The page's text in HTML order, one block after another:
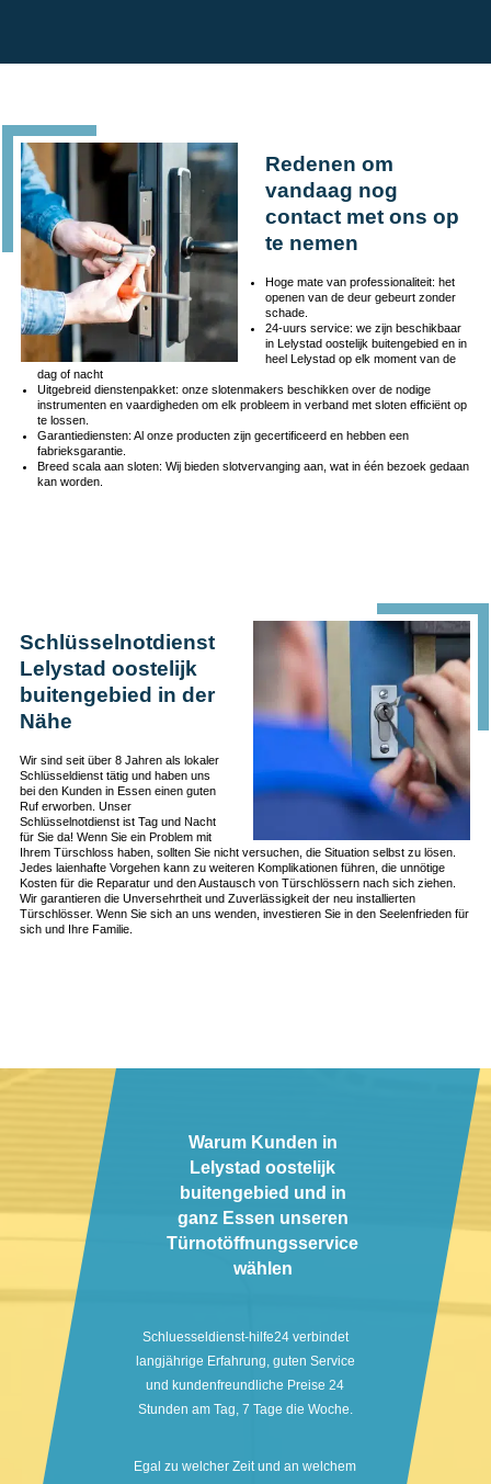
Redenen om
vandaag nog
contact met ons op
te nemen
Hoge mate van professionaliteit: het
openen van de deur gebeurt zonder
schade.
24-uurs service: we zijn beschikbaar
in Lelystad oostelijk buitengebied en in
heel Lelystad op elk moment van de
dag of nacht
Uitgebreid dienstenpakket: onze slotenmakers beschikken over de nodige
instrumenten en vaardigheden om elk probleem in verband met sloten efficiënt op
te lossen.
Garantiediensten: Al onze producten zijn gecertificeerd en hebben een
fabrieksgarantie.
Breed scala aan sloten: Wij bieden slotvervanging aan, wat in één bezoek gedaan
kan worden.
Schlüsselnotdienst
Lelystad oostelijk
buitengebied in der
Nähe
Wir sind seit über 8 Jahren als lokaler
Schlüsseldienst tätig und haben uns
bei den Kunden in Essen einen guten
Ruf erworben. Unser
Schlüsselnotdienst ist Tag und Nacht
für Sie da! Wenn Sie ein Problem mit
Ihrem Türschloss haben, sollten Sie nicht versuchen, die Situation selbst zu lösen.
Jedes laienhafte Vorgehen kann zu weiteren Komplikationen führen, die unnötige
Kosten für die Reparatur und den Austausch von Türschlössern nach sich ziehen.
Wir garantieren die Unversehrtheit und Zuverlässigkeit der neu installierten
Türschlösser. Wenn Sie sich an uns wenden, investieren Sie in den Seelenfrieden für
sich und Ihre Familie.
Warum Kunden in
Lelystad oostelijk
buitengebied und in
ganz Essen unseren
Türnotöffnungsservice
wählen
Schluesseldienst-hilfe24 verbindet
langjährige Erfahrung, guten Service
und kundenfreundliche Preise 24
Stunden am Tag, 7 Tage die Woche.
Egal zu welcher Zeit und an welchem